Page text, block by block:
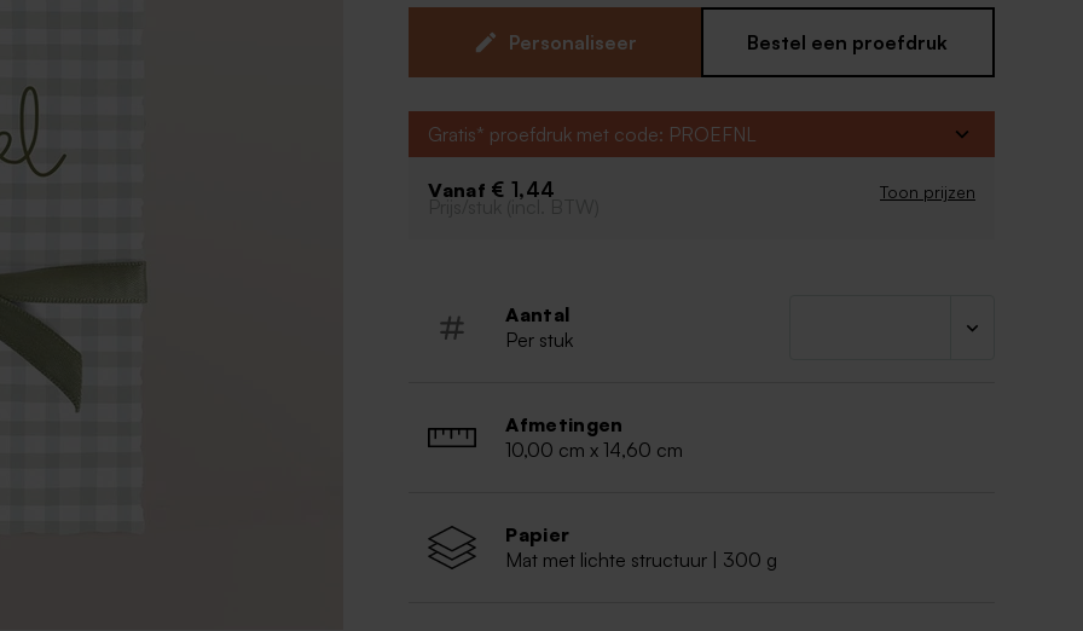
groentinten. Personaliseer de kaart eenvoudig met naam en
datum voor een unieke touch. Combineer met matchende
Inclusief groen lint 50 cm
Personaliseer Bestel een proefdruk
Gratis* proefdruk met code: PROEFNL
Vanaf € 1,44 Toon prijzen
Prijs/stuk (incl. BTW)
Aantal
Per stuk
Afmetingen
10,00 cm x 14,60 cm
Papier
Mat met lichte structuur | 300 g